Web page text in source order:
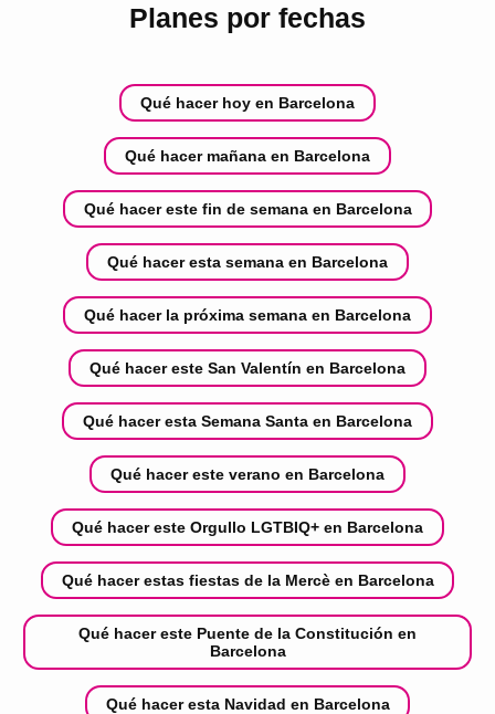
Planes por fechas
Qué hacer hoy en Barcelona
Qué hacer mañana en Barcelona
Qué hacer este fin de semana en Barcelona
Qué hacer esta semana en Barcelona
Qué hacer la próxima semana en Barcelona
Qué hacer este San Valentín en Barcelona
Qué hacer esta Semana Santa en Barcelona
Qué hacer este verano en Barcelona
Qué hacer este Orgullo LGTBIQ+ en Barcelona
Qué hacer estas fiestas de la Mercè en Barcelona
Qué hacer este Puente de la Constitución en
Barcelona
Qué hacer esta Navidad en Barcelona